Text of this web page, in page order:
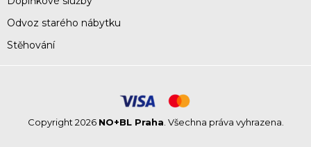
Odvoz starého nábytku
Stěhování
Copyright 2026 NO+BL Praha. Všechna práva vyhrazena.